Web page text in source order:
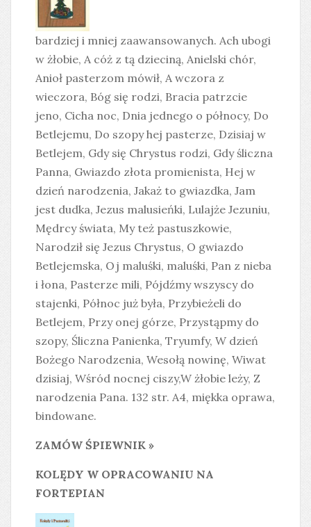
bardziej i mniej zaawansowanych. Ach ubogi
w żłobie, A cóż z tą dzieciną, Anielski chór,
Anioł pasterzom mówił, A wczora z
wieczora, Bóg się rodzi, Bracia patrzcie
jeno, Cicha noc, Dnia jednego o północy, Do
Betlejemu, Do szopy hej pasterze, Dzisiaj w
Betlejem, Gdy się Chrystus rodzi, Gdy śliczna
Panna, Gwiazdo złota promienista, Hej w
dzień narodzenia, Jakaż to gwiazdka, Jam
jest dudka, Jezus malusieńki, Lulajże Jezuniu,
Mędrcy świata, My też pastuszkowie,
Narodził się Jezus Chrystus, O gwiazdo
Betlejemska, Oj maluśki, maluśki, Pan z nieba
i łona, Pasterze mili, Pójdźmy wszyscy do
stajenki, Północ już była, Przybieżeli do
Betlejem, Przy onej górze, Przystąpmy do
szopy, Śliczna Panienka, Tryumfy, W dzień
Bożego Narodzenia, Wesołą nowinę, Wiwat
dzisiaj, Wśród nocnej ciszy,W żłobie leży, Z
narodzenia Pana. 132 str. A4, miękka oprawa,
bindowane.
ZAMÓW ŚPIEWNIK »
KOLĘDY W OPRACOWANIU NA
FORTEPIAN